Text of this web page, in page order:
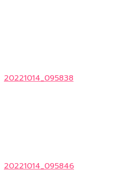
20221014_095838
20221014_095846